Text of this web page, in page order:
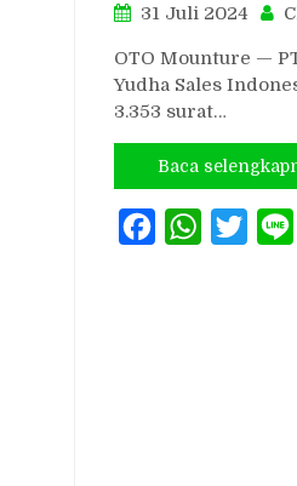
31 Juli 2024
OTO Mounture —
Yudha Sales
3.353 surat…
Baca
FacebookWhatsApp